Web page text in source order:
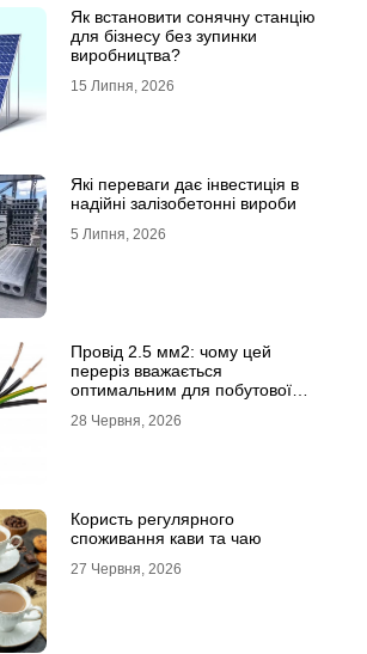
Як встановити сонячну станцію
для бізнесу без зупинки
виробництва?
15 Липня, 2026
Які переваги дає інвестиція в
надійні залізобетонні вироби
5 Липня, 2026
Провід 2.5 мм2: чому цей
переріз вважається
оптимальним для побутової
28 Червня, 2026
Користь регулярного
споживання кави та чаю
27 Червня, 2026